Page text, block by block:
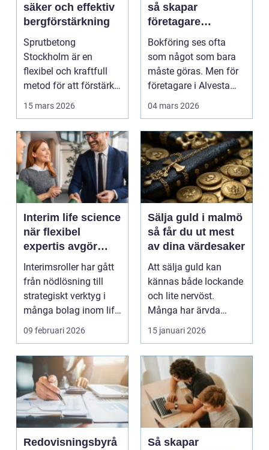
säker och effektiv
bergförstärkning
Sprutbetong
Stockholm är en
flexibel och kraftfull
metod för att förstärka
berg,...
15 mars 2026
så skapar
företagare
trygghet och
kontroll i vardagen
Bokföring ses ofta
som något som bara
måste göras. Men för
företagare i Alvesta
kan en genomtänkt
04 mars 2026
Interim life science
när flexibel
expertis avgör
takten
Interimsroller har gått
från nödlösning till
strategiskt verktyg i
många bolag inom life
science. Nä...
09 februari 2026
Sälja guld i malmö
så får du ut mest
av dina värdesaker
Att sälja guld kan
kännas både lockande
och lite nervöst.
Många har ärvda
smycken, gamla
släktklenod...
15 januari 2026
Redovisningsbyrå
Så skapar